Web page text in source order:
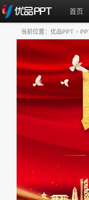
首页
当前位置： 优品PPT >